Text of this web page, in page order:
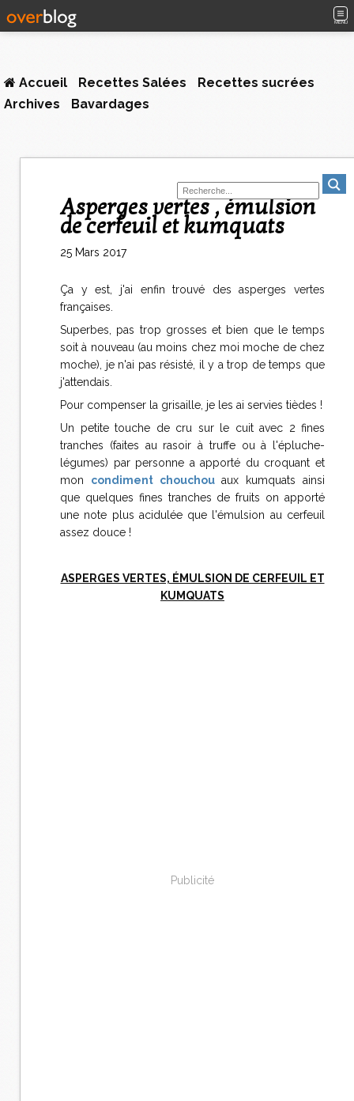
MENU
Accueil Recettes Salées
Recettes sucrées
Archives
Bavardages
Asperges vertes , émulsion
de cerfeuil et kumquats
25 Mars 2017
Ça y est, j'ai enfin trouvé des asperges vertes
françaises.
Superbes, pas trop grosses et bien que le temps
soit à nouveau (au moins chez moi moche de chez
moche), je n'ai pas résisté, il y a trop de temps que
j'attendais.
Pour compenser la grisaille, je les ai servies tièdes !
Un petite touche de cru sur le cuit avec 2 fines
tranches (faites au rasoir à truffe ou à l'épluche-
légumes) par personne a apporté du croquant et
mon condiment chouchouaux kumquats ainsi
que quelques fines tranches de fruits on apporté
une note plus acidulée que l'émulsion au cerfeuil
assez douce !
ASPERGES VERTES, ÉMULSION DE CERFEUIL ET
KUMQUATS
Publicité